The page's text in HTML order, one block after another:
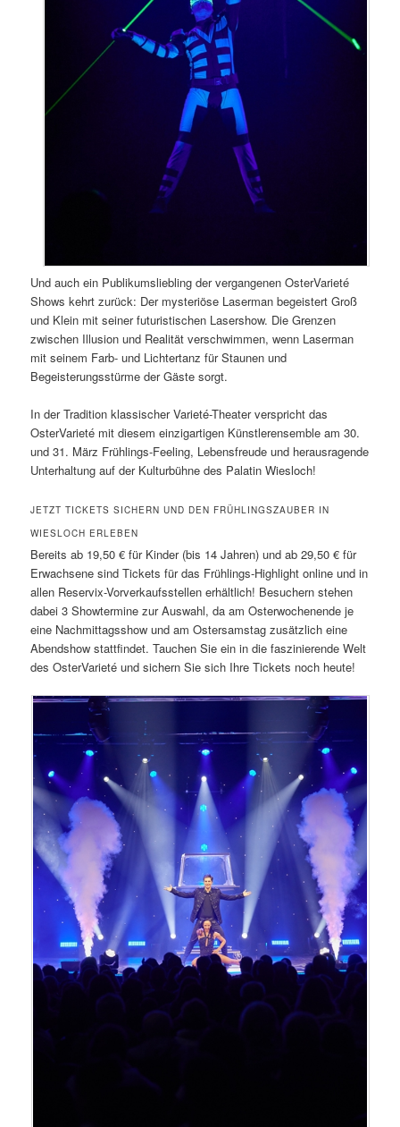
Und auch ein Publikumsliebling der vergangenen OsterVarieté
Shows kehrt zurück: Der mysteriöse Laserman begeistert Groß
und Klein mit seiner futuristischen Lasershow. Die Grenzen
zwischen Illusion und Realität verschwimmen, wenn Laserman
mit seinem Farb- und Lichtertanz für Staunen und
Begeisterungsstürme der Gäste sorgt.
In der Tradition klassischer Varieté-Theater verspricht das
OsterVarieté mit diesem einzigartigen Künstlerensemble am 30.
und 31. März Frühlings-Feeling, Lebensfreude und herausragende
Unterhaltung auf der Kulturbühne des Palatin Wiesloch!
JETZT TICKETS SICHERN UND DEN FRÜHLINGSZAUBER IN
WIESLOCH ERLEBEN
Bereits ab 19,50 € für Kinder (bis 14 Jahren) und ab 29,50 € für
Erwachsene sind Tickets für das Frühlings-Highlight online und in
allen Reservix-Vorverkaufsstellen erhältlich! Besuchern stehen
dabei 3 Showtermine zur Auswahl, da am Osterwochenende je
eine Nachmittagsshow und am Ostersamstag zusätzlich eine
Abendshow stattfindet. Tauchen Sie ein in die faszinierende Welt
des OsterVarieté und sichern Sie sich Ihre Tickets noch heute!